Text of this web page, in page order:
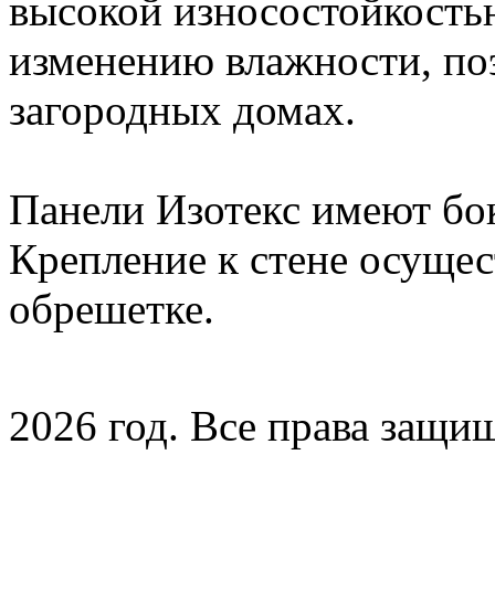
высокой
изменению влажности,
загородных домах.
Панели Изотекс имеют
Крепление к стене
обрешетке.
2026 год. Все права